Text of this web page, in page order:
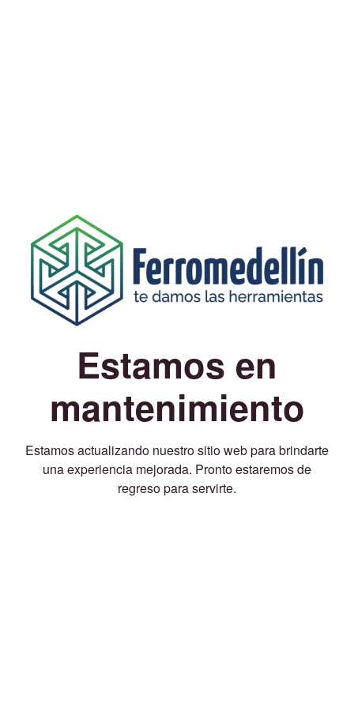
Estamos en
mantenimiento
Estamos actualizando nuestro sitio web para brindarte
una experiencia mejorada. Pronto estaremos de
regreso para servirte.